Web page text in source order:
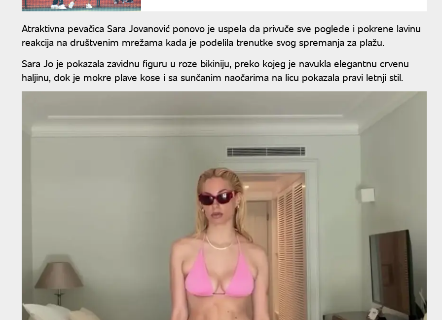
Atraktivna pevačica Sara Jovanović ponovo je uspela da privuče sve poglede i pokrene lavinu
reakcija na društvenim mrežama kada je podelila trenutke svog spremanja za plažu.
Sara Jo je pokazala zavidnu figuru u roze bikiniju, preko kojeg je navukla elegantnu crvenu
haljinu, dok je mokre plave kose i sa sunčanim naočarima na licu pokazala pravi letnji stil.